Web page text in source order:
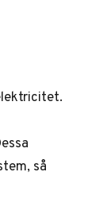
så